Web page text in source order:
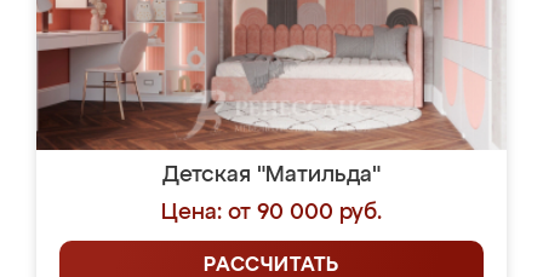
Детская "Матильда"
Цена: от 90 000 руб.
РАССЧИТАТЬ